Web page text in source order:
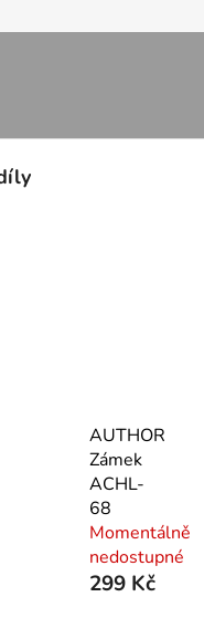
AUTHOR
Zámek
ACHL-
68
Momentálně
nedostupné
299 Kč